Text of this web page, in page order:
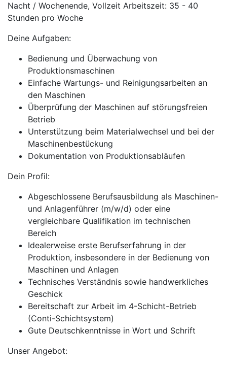
Nacht / Wochenende, Vollzeit Arbeitszeit: 35 - 40
Stunden pro Woche
Deine Aufgaben:
Bedienung und Überwachung von
Produktionsmaschinen
Einfache Wartungs- und Reinigungsarbeiten an
den Maschinen
Überprüfung der Maschinen auf störungsfreien
Betrieb
Unterstützung beim Materialwechsel und bei der
Maschinenbestückung
Dokumentation von Produktionsabläufen
Dein Profil:
Abgeschlossene Berufsausbildung als Maschinen-
und Anlagenführer (m/w/d) oder eine
vergleichbare Qualifikation im technischen
Bereich
Idealerweise erste Berufserfahrung in der
Produktion, insbesondere in der Bedienung von
Maschinen und Anlagen
Technisches Verständnis sowie handwerkliches
Geschick
Bereitschaft zur Arbeit im 4-Schicht-Betrieb
(Conti-Schichtsystem)
Gute Deutschkenntnisse in Wort und Schrift
Unser Angebot: